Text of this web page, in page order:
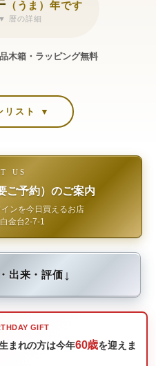
（うま）年です
▼ 暦の詳細
木箱・ラッピング無料
リスト ▼
US
ご予約）のご案内
ンを今日買えるお店
金台2-7-1
出来・評価↓
GIFT
まれの方は今年60歳を迎えま